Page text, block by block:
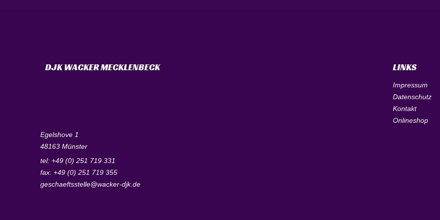
DJK WACKER MECKLENBECK LINKS
Impressum
Datenschutz
Kontakt
Onlineshop
Egelshove 1
48163 Münster
tel: +49 (0) 251 719 331
fax: +49 (0) 251 719 355
geschaeftsstelle@wacker-djk.de